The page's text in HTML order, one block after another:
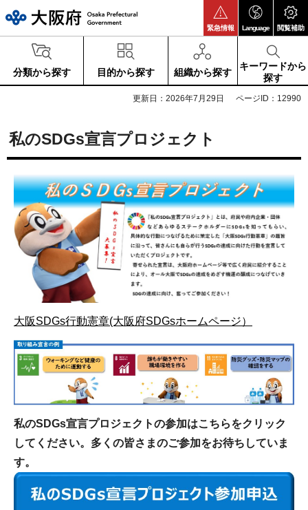
緊急情報 Language 閲覧補助
分類から探す 目的から探す 組織から探す
キーワードから
探す
更新日：2026年7月29日 ページID：12990
私のSDGs宣言プロジェクト
大阪SDGs行動憲章(大阪府SDGsホームページ）
私のSDGs宣言プロジェクトの参加はこちらをクリック
してください。多くの皆さまのご参加をお待ちしていま
す。